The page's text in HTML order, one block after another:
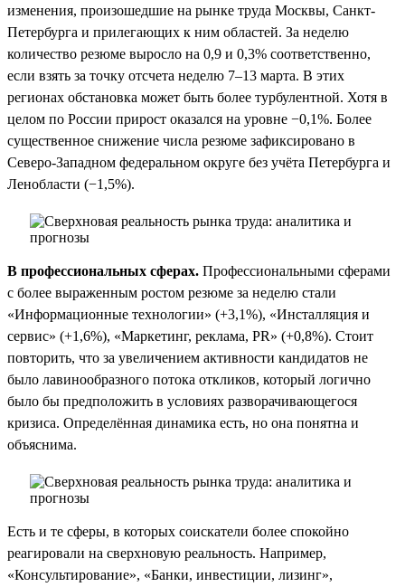
изменения, произошедшие на рынке труда Москвы, Санкт-
Петербурга и прилегающих к ним областей. За неделю
количество резюме выросло на 0,9 и 0,3% соответственно,
если взять за точку отсчета неделю 7–13 марта. В этих
регионах обстановка может быть более турбулентной. Хотя в
целом по России прирост оказался на уровне −0,1%. Более
существенное снижение числа резюме зафиксировано в
Северо-Западном федеральном округе без учёта Петербурга и
Ленобласти (−1,5%).
В профессиональных сферах. Профессиональными сферами
с более выраженным ростом резюме за неделю стали
«Информационные технологии» (+3,1%), «Инсталляция и
сервис» (+1,6%), «Маркетинг, реклама, PR» (+0,8%). Стоит
повторить, что за увеличением активности кандидатов не
было лавинообразного потока откликов, который логично
было бы предположить в условиях разворачивающегося
кризиса. Определённая динамика есть, но она понятна и
объяснима.
Есть и те сферы, в которых соискатели более спокойно
реагировали на сверхновую реальность. Например,
«Консультирование», «Банки, инвестиции, лизинг»,